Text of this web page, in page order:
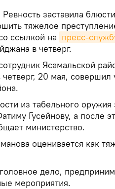
Ревность заставила
тяжелое
ссылкой на пресс-
в четверг.
Ясамальской
20 мая, совершил
из табельного оружия
Гусейнову, а после
министерство.
оценивается как
дело,
мероприятия.